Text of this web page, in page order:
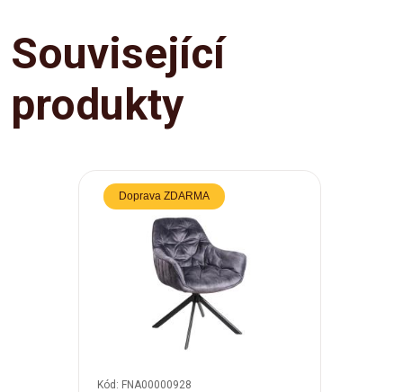
Související
produkty
Doprava ZDARMA
Kód: FNA00000928